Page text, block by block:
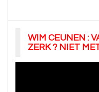
WIM CEUNEN :
ZERK ? NIET